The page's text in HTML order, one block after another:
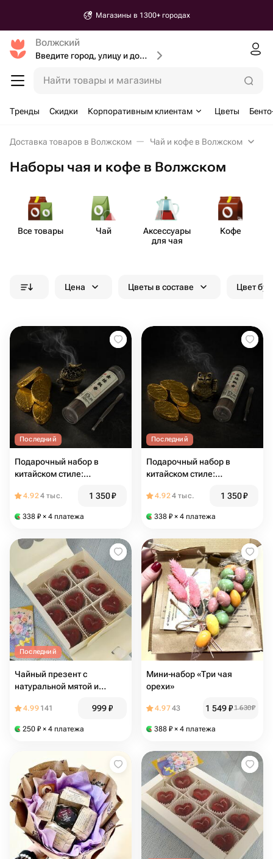
Магазины в 1300+ городах
Волжский
Введите город, улицу и дом доставки
Найти товары и магазины
Тренды Скидки Корпоративным клиентам Цветы
Доставка товаров в Волжском Чай и кофе в Волжском
Наборы чая и кофе в Волжском
Все товары Чай
Аксе​ссуары
для чая
Кофе
Цена Цветы в составе Цвет
Последний
Подарочный набор в
китайском стиле:
курильница для
ПуЭр
4.924 тыс. 1 350₽
338 ₽ × 4 платежа
Последний
Подарочный набор в
китайском стиле:
курильница для
ПуЭр кот
4.924 тыс. 1 350₽
338 ₽ × 4 платежа
Последний
Чайный презент с
натуральной мятой и
смородиной
4.99 141 999₽
250 ₽ × 4 платежа
Мини‑набор «Три чая
орехи»
4.9743 1 549₽1 630₽
388 ₽ × 4 платежа